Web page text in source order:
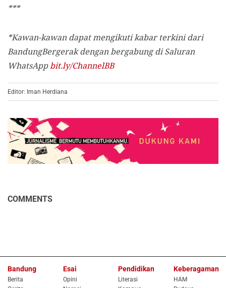
***
*Kawan-kawan dapat mengikuti kabar terkini dari
BandungBergerak dengan bergabung di Saluran
WhatsAppbit.ly/ChannelBB
Editor: Iman Herdiana
COMMENTS
Bandung
Berita
Esai
Opini
Pendidikan
Literasi
Keberagaman
HAM